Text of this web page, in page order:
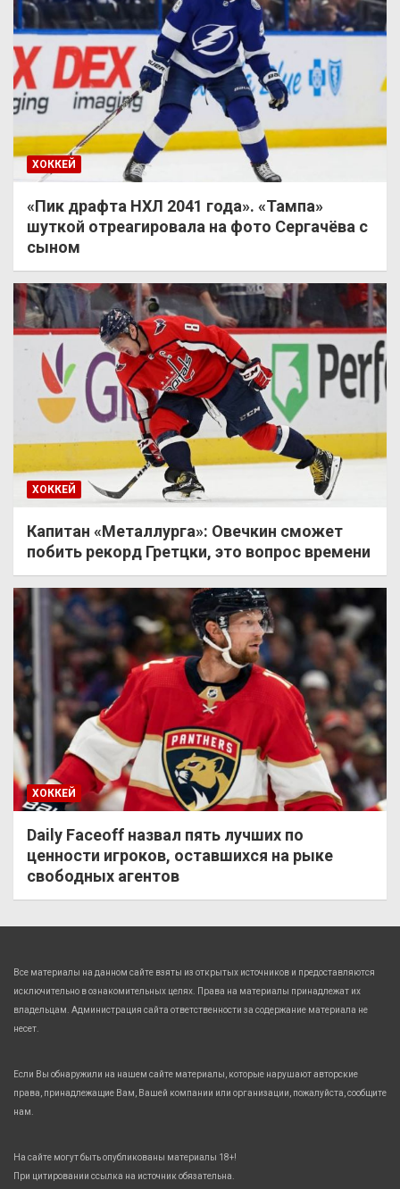
ХОККЕЙ
«Пик драфта НХЛ 2041 года». «Тампа»
шуткой отреагировала на фото Сергачёва с
сыном
ХОККЕЙ
Капитан «Металлурга»: Овечкин сможет
побить рекорд Гретцки, это вопрос времени
ХОККЕЙ
Daily Faceoff назвал пять лучших по
ценности игроков, оставшихся на рыке
свободных агентов
Все материалы на данном сайте взяты из открытых источников и предоставляются
исключительно в ознакомительных целях. Права на материалы принадлежат их
владельцам. Администрация сайта ответственности за содержание материала не
несет.
Если Вы обнаружили на нашем сайте материалы, которые нарушают авторские
права, принадлежащие Вам, Вашей компании или организации, пожалуйста, сообщите
нам.
На сайте могут быть опубликованы материалы 18+!
При цитировании ссылка на источник обязательна.